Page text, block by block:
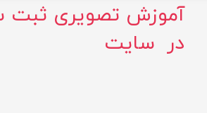
آموزش تصویری ثبت
در سایت